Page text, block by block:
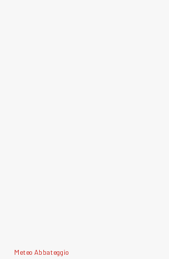
Meteo Abbateggio